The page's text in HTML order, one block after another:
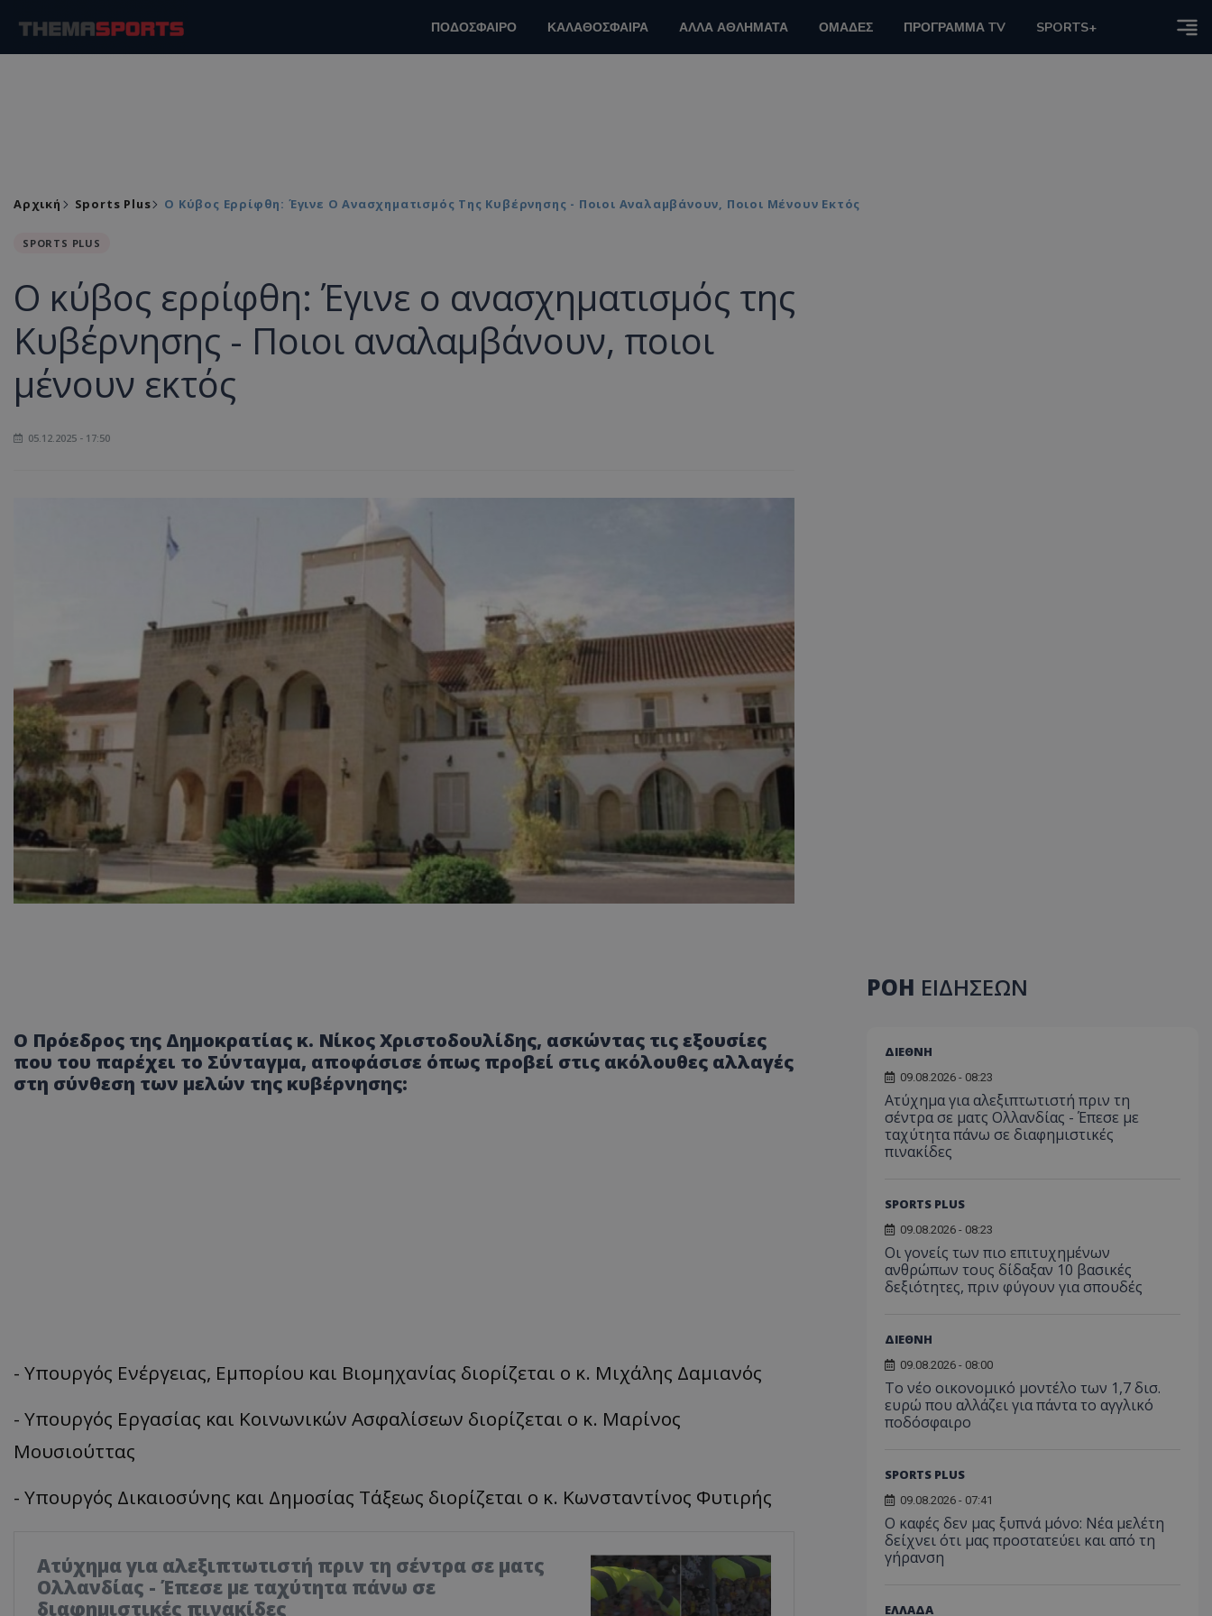
ΠΟΔΟΣΦΑΙΡΟ ΚΑΛΑΘΟΣΦΑΙΡΑ ΑΛΛΑ ΑΘΛΗΜΑΤΑ ΟΜΑΔΕΣ ΠΡΟΓΡΑΜΜΑ TV SPORTS+
Αρχική Sports Plus Ο Κύβος Ερρίφθη: Έγινε Ο Ανασχηματισμός Της Κυβέρνησης - Ποιοι Αναλαμβάνουν, Ποιοι Μένουν Εκτός
SPORTS PLUS
Ο κύβος ερρίφθη: Έγινε ο ανασχηματισμός της
Κυβέρνησης - Ποιοι αναλαμβάνουν, ποιοι
μένουν εκτός
05.12.2025 - 17:50
Ο Πρόεδρος της Δημοκρατίας κ. Νίκος Χριστοδουλίδης, ασκώντας τις εξουσίες
που του παρέχει το Σύνταγμα, αποφάσισε όπως προβεί στις ακόλουθες αλλαγές
στη σύνθεση των μελών της κυβέρνησης:
- Υπουργός Ενέργειας, Εμπορίου και Βιομηχανίας διορίζεται ο κ. Μιχάλης Δαμιανός
- Υπουργός Εργασίας και Κοινωνικών Ασφαλίσεων διορίζεται ο κ. Μαρίνος
Μουσιούττας
- Υπουργός Δικαιοσύνης και Δημοσίας Τάξεως διορίζεται ο κ. Κωνσταντίνος Φυτιρής
Ατύχημα για αλεξιπτωτιστή πριν τη σέντρα σε ματς
Ολλανδίας - Έπεσε με ταχύτητα πάνω σε
διαφημιστικές πινακίδες
ΡΟΗ ΕΙΔΗΣΕΩΝ
ΔΙΕΘΝΗ
09.08.2026 - 08:23
Ατύχημα για αλεξιπτωτιστή πριν τη
σέντρα σε ματς Ολλανδίας - Έπεσε με
ταχύτητα πάνω σε διαφημιστικές
πινακίδες
SPORTS PLUS
09.08.2026 - 08:23
Οι γονείς των πιο επιτυχημένων
ανθρώπων τους δίδαξαν 10 βασικές
δεξιότητες, πριν φύγουν για σπουδές
ΔΙΕΘΝΗ
09.08.2026 - 08:00
Το νέο οικονομικό μοντέλο των 1,7 δισ.
ευρώ που αλλάζει για πάντα το αγγλικό
ποδόσφαιρο
SPORTS PLUS
09.08.2026 - 07:41
Ο καφές δεν μας ξυπνά μόνο: Νέα μελέτη
δείχνει ότι μας προστατεύει και από τη
γήρανση
ΕΛΛΑΔΑ